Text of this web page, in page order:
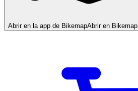
Abrir en la app de BikemapAbrir en Bikemap